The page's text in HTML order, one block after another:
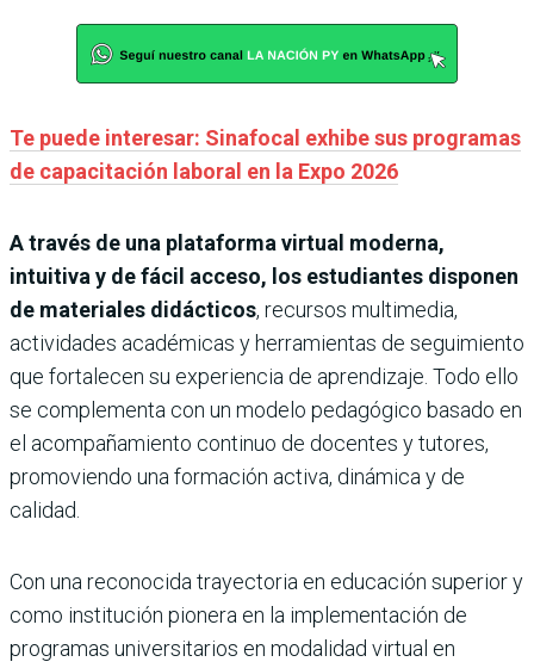
Te puede interesar: Sinafocal exhibe sus programas
de capacitación laboral en la Expo 2026
A través de una plataforma virtual moderna,
intuitiva y de fácil acceso, los estudiantes disponen
de materiales didácticos, recursos multimedia,
actividades académicas y herramientas de seguimiento
que fortalecen su experiencia de aprendizaje. Todo ello
se complementa con un modelo pedagógico basado en
el acompañamiento continuo de docentes y tutores,
promoviendo una formación activa, dinámica y de
calidad.
Con una reconocida trayectoria en educación superior y
como institución pionera en la implementación de
programas universitarios en modalidad virtual en